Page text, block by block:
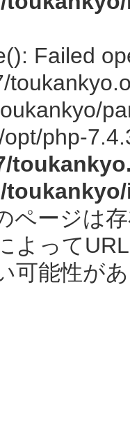
Failed
php-
ページは
よって
可能性が